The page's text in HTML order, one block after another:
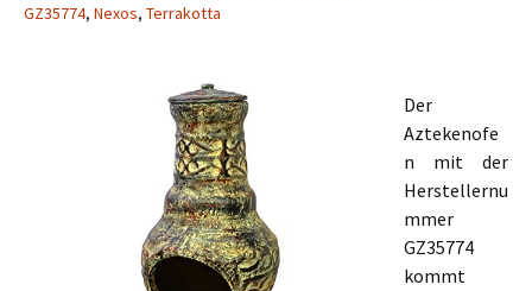
GZ35774, Nexos, Terrakotta
Der
Aztekenofe
n mit der
Herstellernu
mmer
GZ35774
kommt